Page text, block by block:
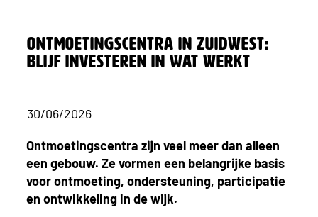
Ontmoetingscentra in Zuidwest:
blijf investeren in wat werkt
30/06/2026
Ontmoetingscentra zijn veel meer dan alleen
een gebouw. Ze vormen een belangrijke basis
voor ontmoeting, ondersteuning, participatie
en ontwikkeling in de wijk.